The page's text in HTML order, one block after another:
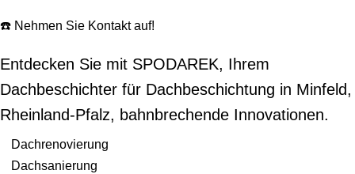
☎️ Nehmen Sie Kontakt auf!
Entdecken Sie mit SPODAREK, Ihrem
Dachbeschichter für Dachbeschichtung in Minfeld,
Rheinland-Pfalz, bahnbrechende Innovationen.
Dachrenovierung
Dachsanierung